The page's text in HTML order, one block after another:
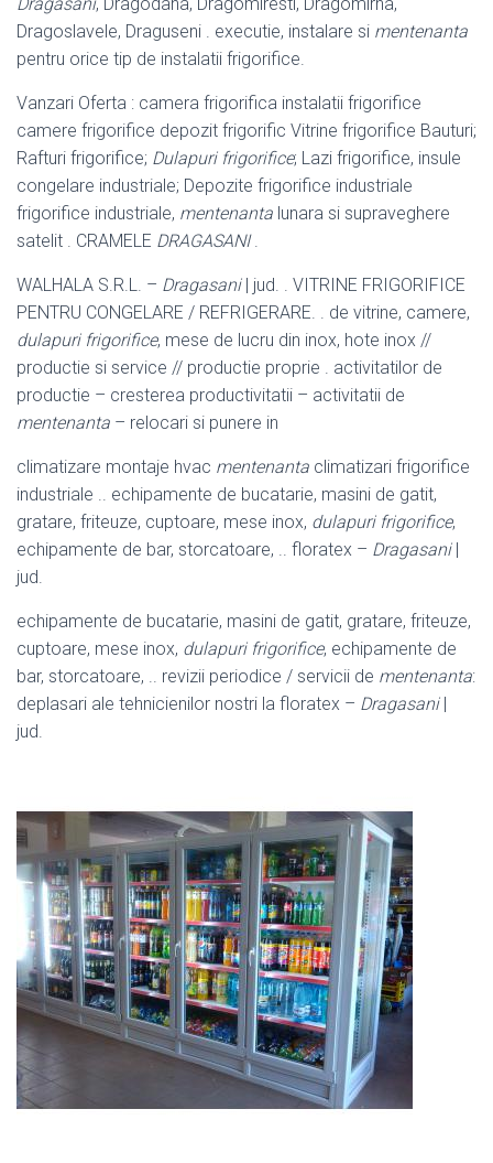
Dragasani, Dragodana, Dragomiresti, Dragomirna,
Dragoslavele, Draguseni . executie, instalare si mentenanta
pentru orice tip de instalatii frigorifice.
Vanzari Oferta : camera frigorifica instalatii frigorifice
camere frigorifice depozit frigorific Vitrine frigorifice Bauturi;
Rafturi frigorifice; Dulapuri frigorifice; Lazi frigorifice, insule
congelare industriale; Depozite frigorifice industriale
frigorifice industriale, mentenanta lunara si supraveghere
satelit . CRAMELE DRAGASANI.
WALHALA S.R.L. – Dragasani| jud. . VITRINE FRIGORIFICE
PENTRU CONGELARE / REFRIGERARE. . de vitrine, camere,
dulapuri frigorifice, mese de lucru din inox, hote inox //
productie si service // productie proprie . activitatilor de
productie – cresterea productivitatii – activitatii de
mentenanta – relocari si punere in
climatizare montaje hvac mentenanta climatizari frigorifice
industriale .. echipamente de bucatarie, masini de gatit,
gratare, friteuze, cuptoare, mese inox, dulapuri frigorifice,
echipamente de bar, storcatoare, .. floratex – Dragasani|
jud.
echipamente de bucatarie, masini de gatit, gratare, friteuze,
cuptoare, mese inox, dulapuri frigorifice, echipamente de
bar, storcatoare, .. revizii periodice / servicii de mentenanta:
deplasari ale tehnicienilor nostri la floratex – Dragasani|
jud.